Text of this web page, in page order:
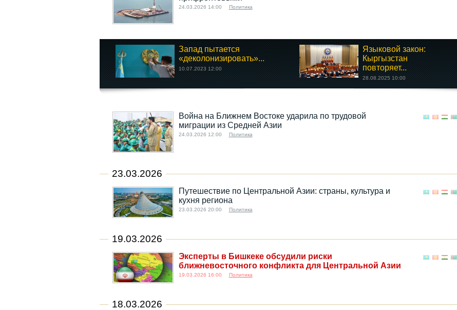
24.03.2026 14:00 Политика
Запад пытается
«деколонизировать»...
10.07.2023 12:00
Языковой закон:
Кыргызстан
повторяет...
28.08.2025 10:00
Война на Ближнем Востоке ударила по трудовой
миграции из Средней Азии
24.03.2026 12:00 Политика
23.03.2026
Путешествие по Центральной Азии: страны, культура и
кухня региона
23.03.2026 20:00 Политика
19.03.2026
Эксперты в Бишкеке обсудили риски
ближневосточного конфликта для Центральной Азии
19.03.2026 16:00 Политика
18.03.2026